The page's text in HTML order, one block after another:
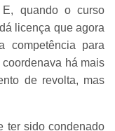
E, quando o curso
licença que agora
competência para
coordenava há mais
de revolta, mas
ter sido condenado